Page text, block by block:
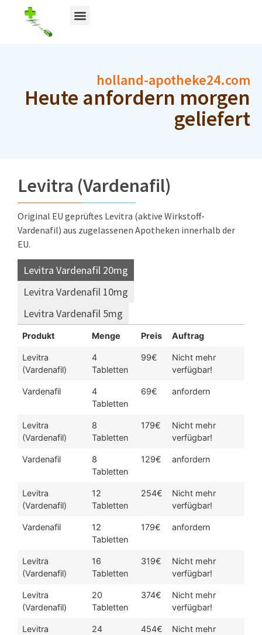
holland-apotheke24.com
Heute anfordern morgen
geliefert
Levitra (Vardenafil)
Original EU geprüftes Levitra (aktive Wirkstoff-
Vardenafil) aus zugelassenen Apotheken innerhalb der
EU.
Levitra Vardenafil 20mg
Levitra Vardenafil 10mg
Levitra Vardenafil 5mg
Produkt Menge Preis Auftrag
Levitra
(Vardenafil)
4
Tabletten
99€
Nicht mehr
verfügbar!
Vardenafil
4
Tabletten
69€ anfordern
Levitra
(Vardenafil)
8
Tabletten
179€
Nicht mehr
verfügbar!
Vardenafil
8
Tabletten
129€ anfordern
Levitra
(Vardenafil)
12
Tabletten
254€
Nicht mehr
verfügbar!
Vardenafil
12
Tabletten
179€ anfordern
Levitra
(Vardenafil)
16
Tabletten
319€
Nicht mehr
verfügbar!
Levitra
(Vardenafil)
20
Tabletten
374€
Nicht mehr
verfügbar!
Levitra
24
454€
Nicht mehr